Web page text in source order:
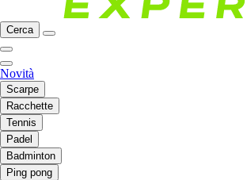
Cerca
Novità
Scarpe
Racchette
Tennis
Padel
Badminton
Ping pong